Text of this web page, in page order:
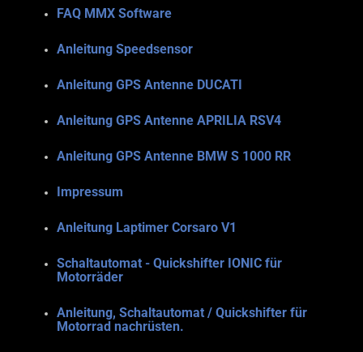
FAQ MMX Software
Anleitung Speedsensor
Anleitung GPS Antenne DUCATI
Anleitung GPS Antenne APRILIA RSV4
Anleitung GPS Antenne BMW S 1000 RR
Impressum
Anleitung Laptimer Corsaro V1
Schaltautomat - Quickshifter IONIC für
Motorräder
Anleitung, Schaltautomat / Quickshifter für
Motorrad nachrüsten.